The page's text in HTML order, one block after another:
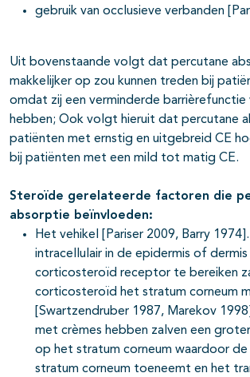
gebruik van occlusieve verbanden
Uit bovenstaande volgt dat percutane
makkelijker op zou kunnen treden bij
omdat zij een verminderde barrièrefunctie
hebben; Ook volgt hieruit dat percutane
patiënten met ernstig en uitgebreid CE
bij patiënten met een mild tot matig CE.
Steroïde gerelateerde factoren die
absorptie beïnvloeden:
Het vehikel [Pariser 2009, Barry
intracellulair in de epidermis of
corticosteroïd receptor te bereiken
corticosteroïd het stratum corneum
[Swartzendruber 1987, Marekov
met crèmes hebben zalven een
op het stratum corneum waardoor de
stratum corneum toeneemt en het